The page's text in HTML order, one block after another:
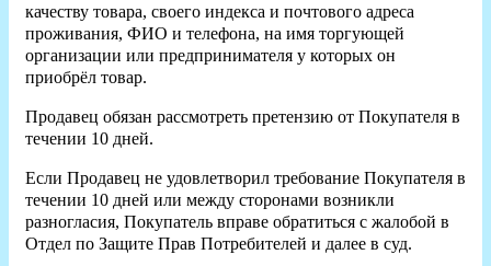
качеству товара, своего индекса и почтового адреса
проживания, ФИО и телефона, на имя торгующей
организации или предпринимателя у которых он
приобрёл товар.
Продавец обязан рассмотреть претензию от Покупателя в
течении 10 дней.
Если Продавец не удовлетворил требование Покупателя в
течении 10 дней или между сторонами возникли
разногласия, Покупатель вправе обратиться с жалобой в
Отдел по Защите Прав Потребителей и далее в суд.